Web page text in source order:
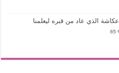
الذي عاد من قبره ليعلمنا
65